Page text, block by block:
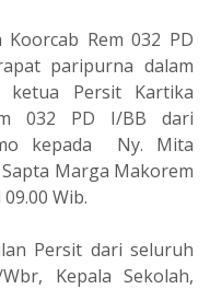
Rem 032 PD
paripurna dalam
Persit Kartika
032 PD I/BB dari
kepada Ny. Mita
Marga Makorem
Wib.
Persit dari seluruh
Kepala Sekolah,